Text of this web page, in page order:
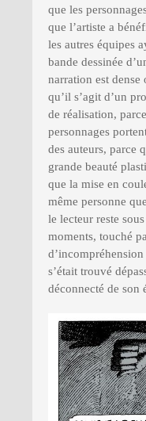
que les
que l’artiste a
les autres équipes
bande dessinée
narration est
qu’il s’agit d’un
de réalisation,
personnages
des auteurs, parce
grande beauté
que la mise en
même personne
le lecteur reste
moments, touché
s’était trouvé
déconnecté de son